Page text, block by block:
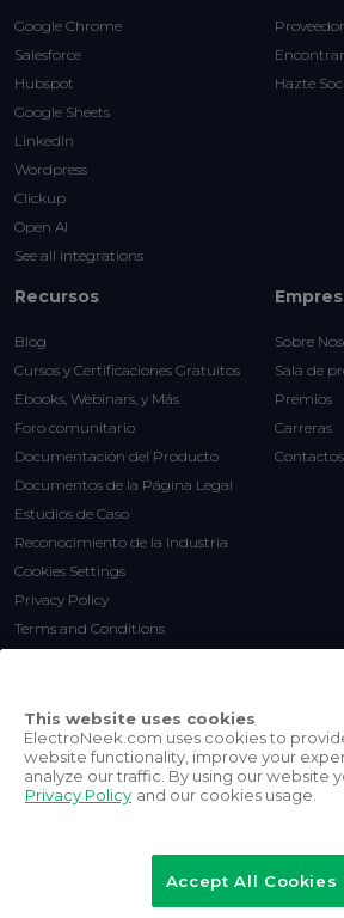
Google Chrome
Salesforce
Hubspot
Google Sheets
LinkedIn
Wordpress
Clickup
Open AI
See all integrations
Hazte
Recursos
Blog
Cursos y Certificaciones Gratuitos
Ebooks, Webinars, y Más
Foro comunitario
Documentación del Producto
Documentos de la Página Legal
Estudios de Caso
Reconocimiento de la Industria
Cookies Settings
Privacy Policy
Terms and Conditions
Sobre
Sala de
Premios
Carreras
Contactos
Inc.
Reservados
This website uses cookies
ElectroNeek.com uses cookies to
website functionality, improve your
analyze our traffic. By using our website
Privacy Policy and our cookies usage.
Accept All Cookies